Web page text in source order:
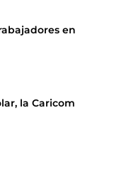
en
la Caricom